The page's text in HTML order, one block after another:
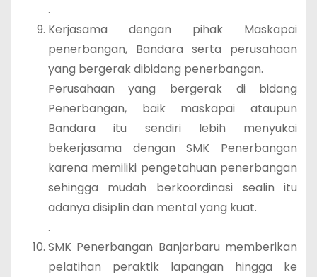
.
Kerjasama dengan pihak Maskapai
penerbangan, Bandara serta perusahaan
yang bergerak dibidang penerbangan.
Perusahaan yang bergerak di bidang
Penerbangan, baik maskapai ataupun
Bandara itu sendiri lebih menyukai
bekerjasama dengan SMK Penerbangan
karena memiliki pengetahuan penerbangan
sehingga mudah berkoordinasi sealin itu
adanya disiplin dan mental yang kuat.
.
SMK Penerbangan Banjarbaru memberikan
pelatihan peraktik lapangan hingga ke